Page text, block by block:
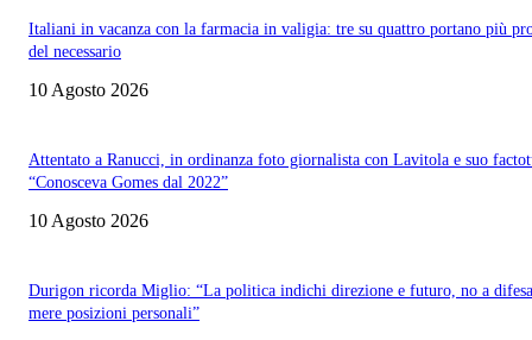
Italiani in vacanza con la farmacia in valigia: tre su quattro portano più
del necessario
10 Agosto 2026
Attentato a Ranucci, in ordinanza foto giornalista con Lavitola e suo
“Conosceva Gomes dal 2022”
10 Agosto 2026
Durigon ricorda Miglio: “La politica indichi direzione e futuro, no a
mere posizioni personali”